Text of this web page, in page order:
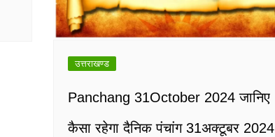
उत्तराखण्ड
Panchang 31October 2024 जानिए
कैसा रहेगा दैनिक पंचांग 31अक्टूबर 2024